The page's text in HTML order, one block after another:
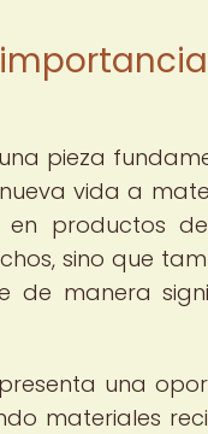
pieza
vida a
en productos
sino que
de manera
una
materiales